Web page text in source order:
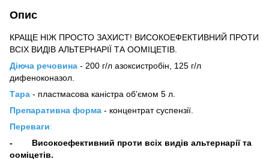
Опис
КРАЩЕ НІЖ ПРОСТО ЗАХИСТ! ВИСОКОЕФЕКТИВНИЙ ПРОТИ
ВСІХ ВИДІВ АЛЬТЕРНАРІЇ ТА ООМІЦЕТІВ.
Діюча речовина - 200 г/л азоксистробін, 125 г/л
дифеноконазол.
Тара - пластмасова каністра об’ємом 5 л.
Препаративна форма - концентрат суспензії.
Переваги:
- Високоефективний проти всіх видів альтернарії та
ооміцетів.